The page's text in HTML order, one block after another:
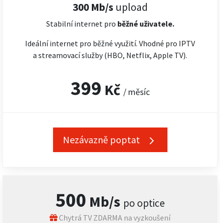
300 Mb/s upload
Stabilní internet pro běžné uživatele.
Ideální internet pro běžné využití. Vhodné pro IPTV
a streamovací služby (HBO, Netflix, Apple TV).
399 Kč / měsíc
Nezávazně poptat
500 Mb/s po optice
Chytrá TV ZDARMA na vyzkoušení